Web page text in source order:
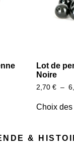
Lot de
Noire
2,70 € –
Choix
&